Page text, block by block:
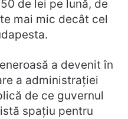
de lei pe lună, de
mai mic decât cel
a devenit în
a administrației
de ce guvernul
spațiu pentru